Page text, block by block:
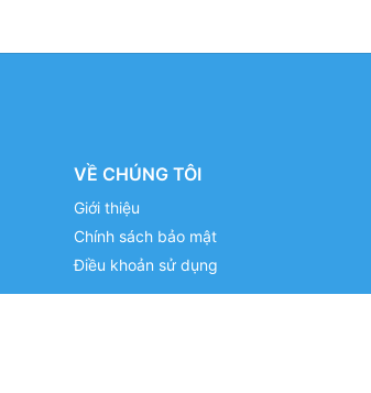
VỀ CHÚNG TÔI
Giới thiệu
Chính sách bảo mật
Điều khoản sử dụng